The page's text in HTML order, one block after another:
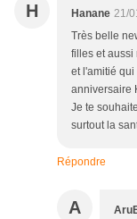
H Hanane 21/
Très belle
filles et aussi
et l'amitié
anniversaire
Je te
surtout la
Répondre
A